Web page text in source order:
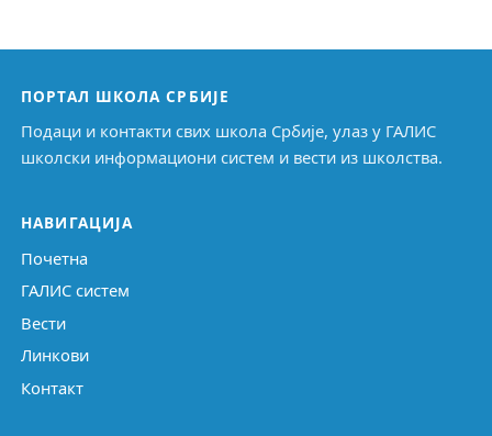
ПОРТАЛ ШКОЛА СРБИЈЕ
Подаци и контакти свих школа Србије, улаз у ГАЛИС
школски информациони систем и вести из школства.
НАВИГАЦИЈА
Почетна
ГАЛИС систем
Вести
Линкови
Контакт